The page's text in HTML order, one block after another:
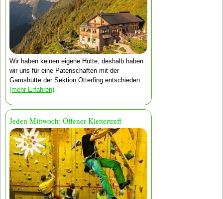
Wir haben keinen eigene Hütte, deshalb haben
wir uns für eine Patenschaften mit der
Gamshütte der Sektion Otterfing entschieden.
(mehr Erfahren)
Jeden Mittwoch: Offener Klettertreff